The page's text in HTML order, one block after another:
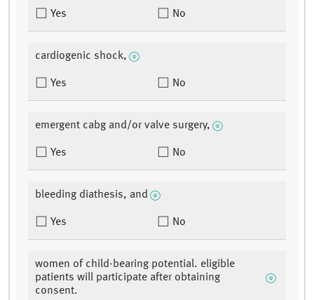
Yes No
cardiogenic shock,
Yes No
emergent cabg and/or valve surgery,
Yes No
bleeding diathesis, and
Yes No
women of child-bearing potential. eligible
patients will participate after obtaining
consent.